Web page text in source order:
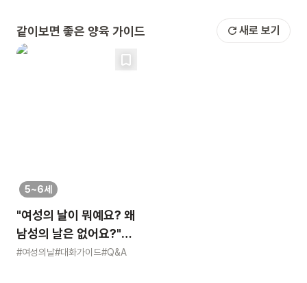
같이보면 좋은 양육 가이드 새로 보기
5~6세
"여성의 날이 뭐예요? 왜
남성의 날은 없어요?"
묻는 어린이에게 이렇게
#여성의날#대화가이드#Q&A